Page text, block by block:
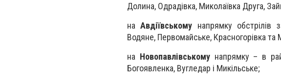
Долина, Одрадівка, Миколаївка Друга,
наАвдіївському напрямку обстрілів
Водяне, Первомайське, Красногорівка та
на Новопавлівськомунапрямку – в
Богоявленка, Вугледар і Микільське;